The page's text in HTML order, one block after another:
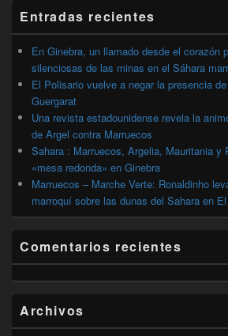
lateral
primaria
Entradas recientes
En Ginebra, un llamado desde el corazón
silenciosas de las minas en el Sáhara
El Polisario vuelve a negar la presencia
Guergarat
Una revista estadounidense revela la
de Argel contra Marruecos
Sahara : Marruecos, Argelia, Mauritania y
«mesa redonda» en Ginebra
Marruecos – Marche Verte: Ronaldinho
marroquí sobre las dunas del Sahara en
Comentarios recientes
Archivos